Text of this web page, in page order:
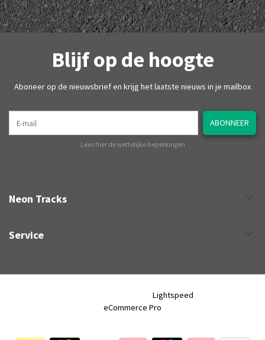
Blijf op de hoogte
Aboneer op de nieuwsbrief en krijg het laatste nieuws in je mailbox
ABONNEER
Lees hier de wettelijke beperkingen
Neon Tracks
Service
Lightspeed
eCommerce Pro